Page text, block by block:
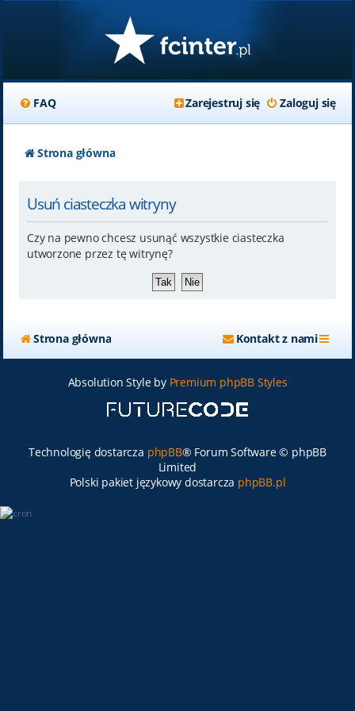
FAQ Zaloguj się
Zarejestruj się
Strona główna
Usuń ciasteczka witryny
Czy na pewno chcesz usunąć wszystkie ciasteczka
utworzone przez tę witrynę?
Strona główna Kontakt z nami
Absolution Style by Premium phpBB Styles
Technologię dostarcza phpBB® Forum Software © phpBB
Limited
Polski pakiet językowy dostarcza phpBB.pl